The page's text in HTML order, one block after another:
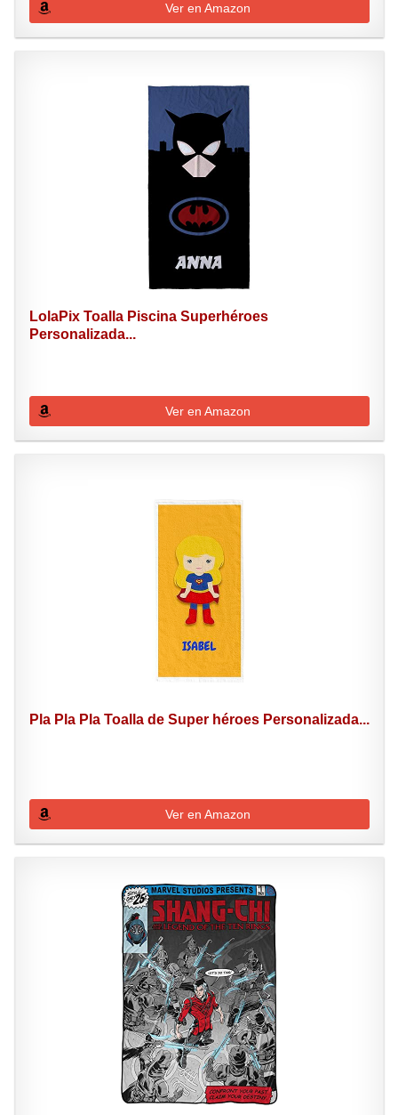
Ver en Amazon
LolaPix Toalla Piscina Superhéroes
Personalizada...
Ver en Amazon
Pla Pla Pla Toalla de Super héroes Personalizada...
Ver en Amazon